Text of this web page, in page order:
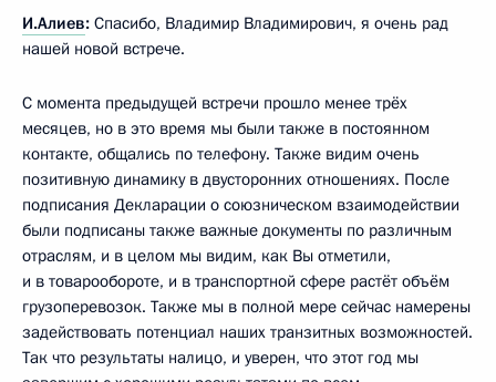
И.Алиев: Спасибо, Владимир Владимирович, я очень рад
нашей новой встрече.
С момента предыдущей встречи прошло менее трёх
месяцев, но в это время мы были также в постоянном
контакте, общались по телефону. Также видим очень
позитивную динамику в двусторонних отношениях. После
подписания Декларации о союзническом взаимодействии
были подписаны также важные документы по различным
отраслям, и в целом мы видим, как Вы отметили,
и в товарообороте, и в транспортной сфере растёт объём
грузоперевозок. Также мы в полной мере сейчас намерены
задействовать потенциал наших транзитных возможностей.
Так что результаты налицо, и уверен, что этот год мы